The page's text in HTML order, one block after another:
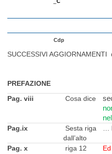
CANTO
Cdp
SUCCESSIVI
PREFAZIONE
Pag. viii
Cosa dice
Pag.ix
Sesta riga
dall’alto
…
Pag. x
riga 12